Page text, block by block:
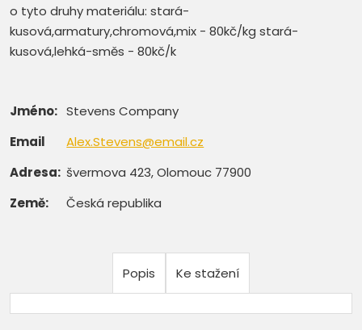
o tyto druhy materiálu: stará-
kusová,armatury,chromová,mix - 80kč/kg stará-
kusová,lehká-směs - 80kč/k
Jméno: Stevens Company
Email
Alex.Stevens@email.cz
Adresa: švermova 423, Olomouc 77900
Země:
Česká republika
Popis Ke stažení